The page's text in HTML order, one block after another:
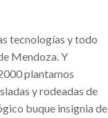
tecnologías y todo
Mendoza. Y
plantamos
y rodeadas de
buque insignia de